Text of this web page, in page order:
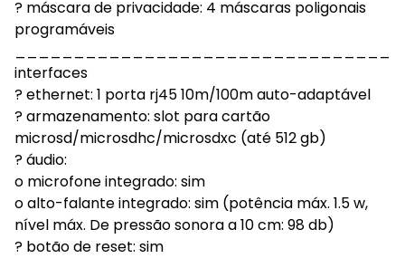
? máscara de privacidade: 4 máscaras poligonais
programáveis
interfaces
? ethernet: 1 porta rj45 10m/100m auto-adaptável
? armazenamento: slot para cartão
microsd/microsdhc/microsdxc (até 512 gb)
? áudio:
o microfone integrado: sim
o alto-falante integrado: sim (potência máx. 1.5 w,
nível máx. De pressão sonora a 10 cm: 98 db)
? botão de reset: sim